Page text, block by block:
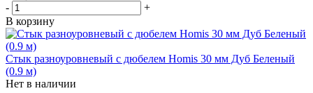
-
+
В корзину
Стык разноуровневый с дюбелем Homis 30 мм Дуб Беленый
(0.9 м)
Нет в наличии